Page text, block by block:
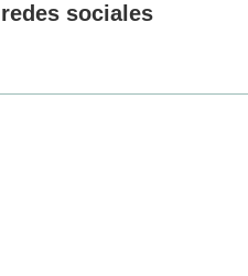
sociales